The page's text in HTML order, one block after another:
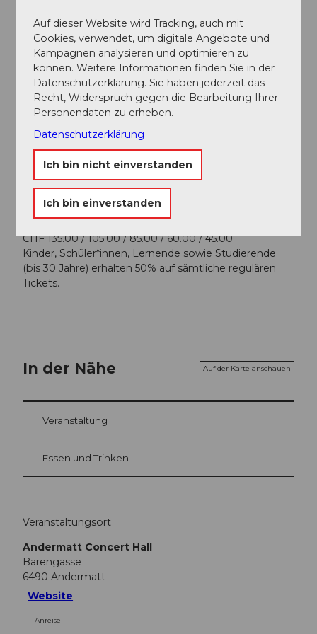
JOHANN STRAUSS (VATER)
Radetzky-Marsch
Terminübersicht
Gut zu wissen
Preisinformationen
CHF 135.00 / 105.00 / 85.00 / 60.00 / 45.00
Kinder, Schüler*innen, Lernende sowie Studierende
(bis 30 Jahre) erhalten 50% auf sämtliche regulären
Tickets.
In der Nähe Auf der Karte anschauen
Veranstaltung
Essen und Trinken
Veranstaltungsort
Andermatt Concert Hall
Bärengasse
6490 Andermatt
Website
Anreise
Auf dieser Website wird Tracking, auch mit
Cookies, verwendet, um digitale Angebote und
Kampagnen analysieren und optimieren zu
können. Weitere Informationen finden Sie in der
Datenschutzerklärung. Sie haben jederzeit das
Recht, Widerspruch gegen die Bearbeitung Ihrer
Personendaten zu erheben.
Datenschutzerklärung
Ich bin nicht einverstanden
Ich bin einverstanden